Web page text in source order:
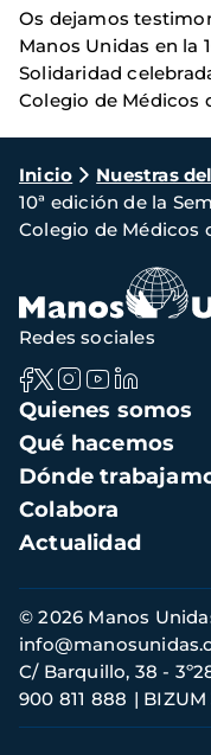
Os dejamos
Manos Unidas en la
Solidaridad
Colegio de Médicos
Ruta
de
navegación
Inicio Nuestras
10ª edición de la
Colegio de Médicos
Navegación
principal
Quienes somos
Qué hacemos
Dónde
Colabora
Actualidad
Redes sociales
Información
de
contacto
© 2026 Manos
C/ Barquillo, 38 -
900 811 888